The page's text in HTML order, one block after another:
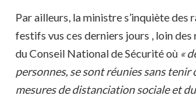
Par ailleurs, la ministre s’inquiète des
festifs vus ces derniers jours , loin
du Conseil National de Sécurité où «
personnes, se sont réunies sans tenir
mesures de distanciation sociale et